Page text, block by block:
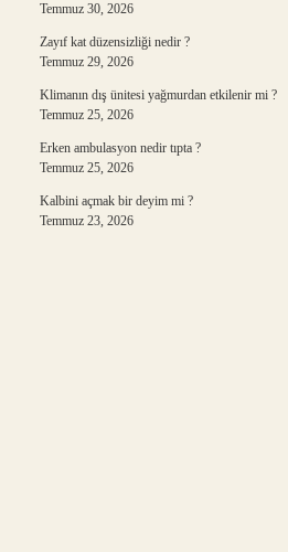
Temmuz 30, 2026
Zayıf kat düzensizliği nedir ?
Temmuz 29, 2026
Klimanın dış ünitesi yağmurdan etkilenir mi ?
Temmuz 25, 2026
Erken ambulasyon nedir tıpta ?
Temmuz 25, 2026
Kalbini açmak bir deyim mi ?
Temmuz 23, 2026